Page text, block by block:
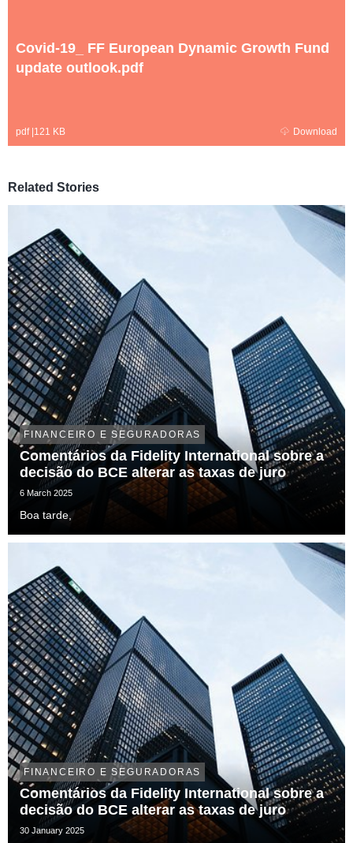
Covid-19_ FF European Dynamic Growth Fund
update outlook.pdf
pdf|121 KB Download
Related Stories
FINANCEIRO E SEGURADORAS
Comentários da Fidelity International sobre a
decisão do BCE alterar as taxas de juro
6 March 2025
Boa tarde,
FINANCEIRO E SEGURADORAS
Comentários da Fidelity International sobre a
decisão do BCE alterar as taxas de juro
30 January 2025